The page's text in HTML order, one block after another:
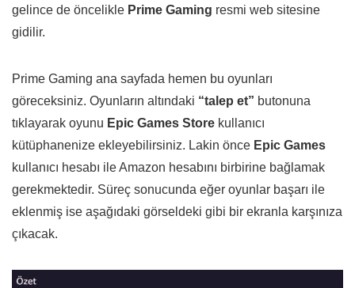
gelince de öncelikle Prime Gaming resmi web sitesine
gidilir.
Prime Gaming ana sayfada hemen bu oyunları
göreceksiniz. Oyunların altındaki “talep et” butonuna
tıklayarak oyunu Epic Games Store kullanıcı
kütüphanenize ekleyebilirsiniz. Lakin önce Epic Games
kullanıcı hesabı ile Amazon hesabını birbirine bağlamak
gerekmektedir. Süreç sonucunda eğer oyunlar başarı ile
eklenmiş ise aşağıdaki görseldeki gibi bir ekranla karşınıza
çıkacak.